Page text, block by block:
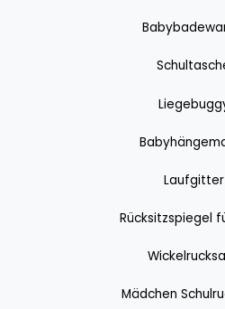
Laufgitter
Rücksitzspiegel
Mädchen